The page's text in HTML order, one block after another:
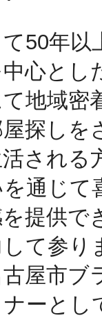
50年以
心とし
地域密
探しを
される
通じて
提供で
て参り
屋市ブ
ーとし